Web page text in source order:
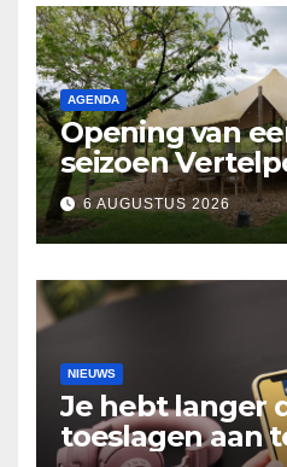
AGENDA
Opening van
seizoen
Lopende
verhalen in
Hooidonk
6 AUGUSTUS 2026
NIEUWS
Je hebt langer
toeslagen aan